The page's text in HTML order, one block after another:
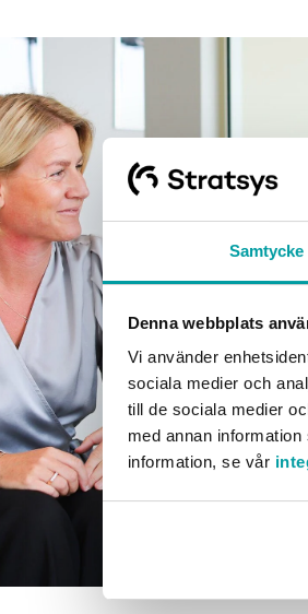
Samtycke
Denna webbplats
Vi använder
sociala medier och
till de sociala medier
med annan
information, se vår